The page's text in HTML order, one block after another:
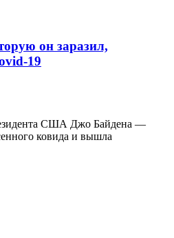
он заразил,
19
США Джо Байдена —
ковида и вышла